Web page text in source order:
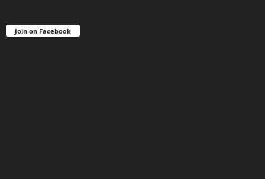
Join on Facebook